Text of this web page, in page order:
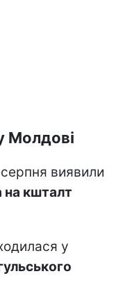
Молдові
виявили
на кшталт
у